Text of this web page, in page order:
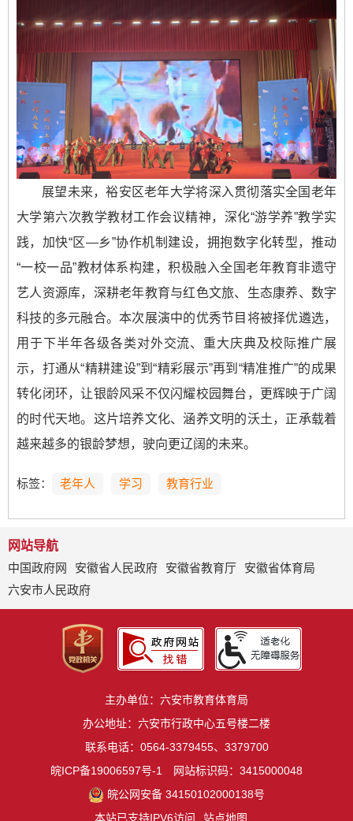
展望未来，裕安区老年大学将深入贯彻落实全国老年
大学第六次教学教材工作会议精神，深化“游学养”教学实
践，加快“区—乡”协作机制建设，拥抱数字化转型，推动
“一校一品”教材体系构建，积极融入全国老年教育非遗守
艺人资源库，深耕老年教育与红色文旅、生态康养、数字
科技的多元融合。本次展演中的优秀节目将被择优遴选，
用于下半年各级各类对外交流、重大庆典及校际推广展
示，打通从“精耕建设”到“精彩展示”再到“精准推广”的成果
转化闭环，让银龄风采不仅闪耀校园舞台，更辉映于广阔
的时代天地。这片培养文化、涵养文明的沃土，正承载着
越来越多的银龄梦想，驶向更辽阔的未来。
标签： 老年人 学习 教育行业
网站导航
中国政府网
安徽省人民政府 安徽省教育厅
安徽省体育局
六安市人民政府
主办单位：六安市教育体育局
办公地址：六安市行政中心五号楼二楼
联系电话：0564-3379455、3379700
皖ICP备19006597号-1
网站标识码：3415000048
皖公网安备 34150102000138号
本站已支持IPV6访问
站点地图